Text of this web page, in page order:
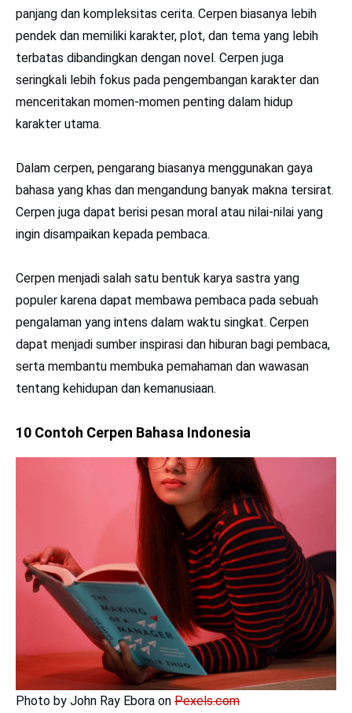
panjang dan kompleksitas cerita. Cerpen biasanya lebih
pendek dan memiliki karakter, plot, dan tema yang lebih
terbatas dibandingkan dengan novel. Cerpen juga
seringkali lebih fokus pada pengembangan karakter dan
menceritakan momen-momen penting dalam hidup
karakter utama.
Dalam cerpen, pengarang biasanya menggunakan gaya
bahasa yang khas dan mengandung banyak makna tersirat.
Cerpen juga dapat berisi pesan moral atau nilai-nilai yang
ingin disampaikan kepada pembaca.
Cerpen menjadi salah satu bentuk karya sastra yang
populer karena dapat membawa pembaca pada sebuah
pengalaman yang intens dalam waktu singkat. Cerpen
dapat menjadi sumber inspirasi dan hiburan bagi pembaca,
serta membantu membuka pemahaman dan wawasan
tentang kehidupan dan kemanusiaan.
10 Contoh Cerpen Bahasa Indonesia
Photo by John Ray Ebora on Pexels.com